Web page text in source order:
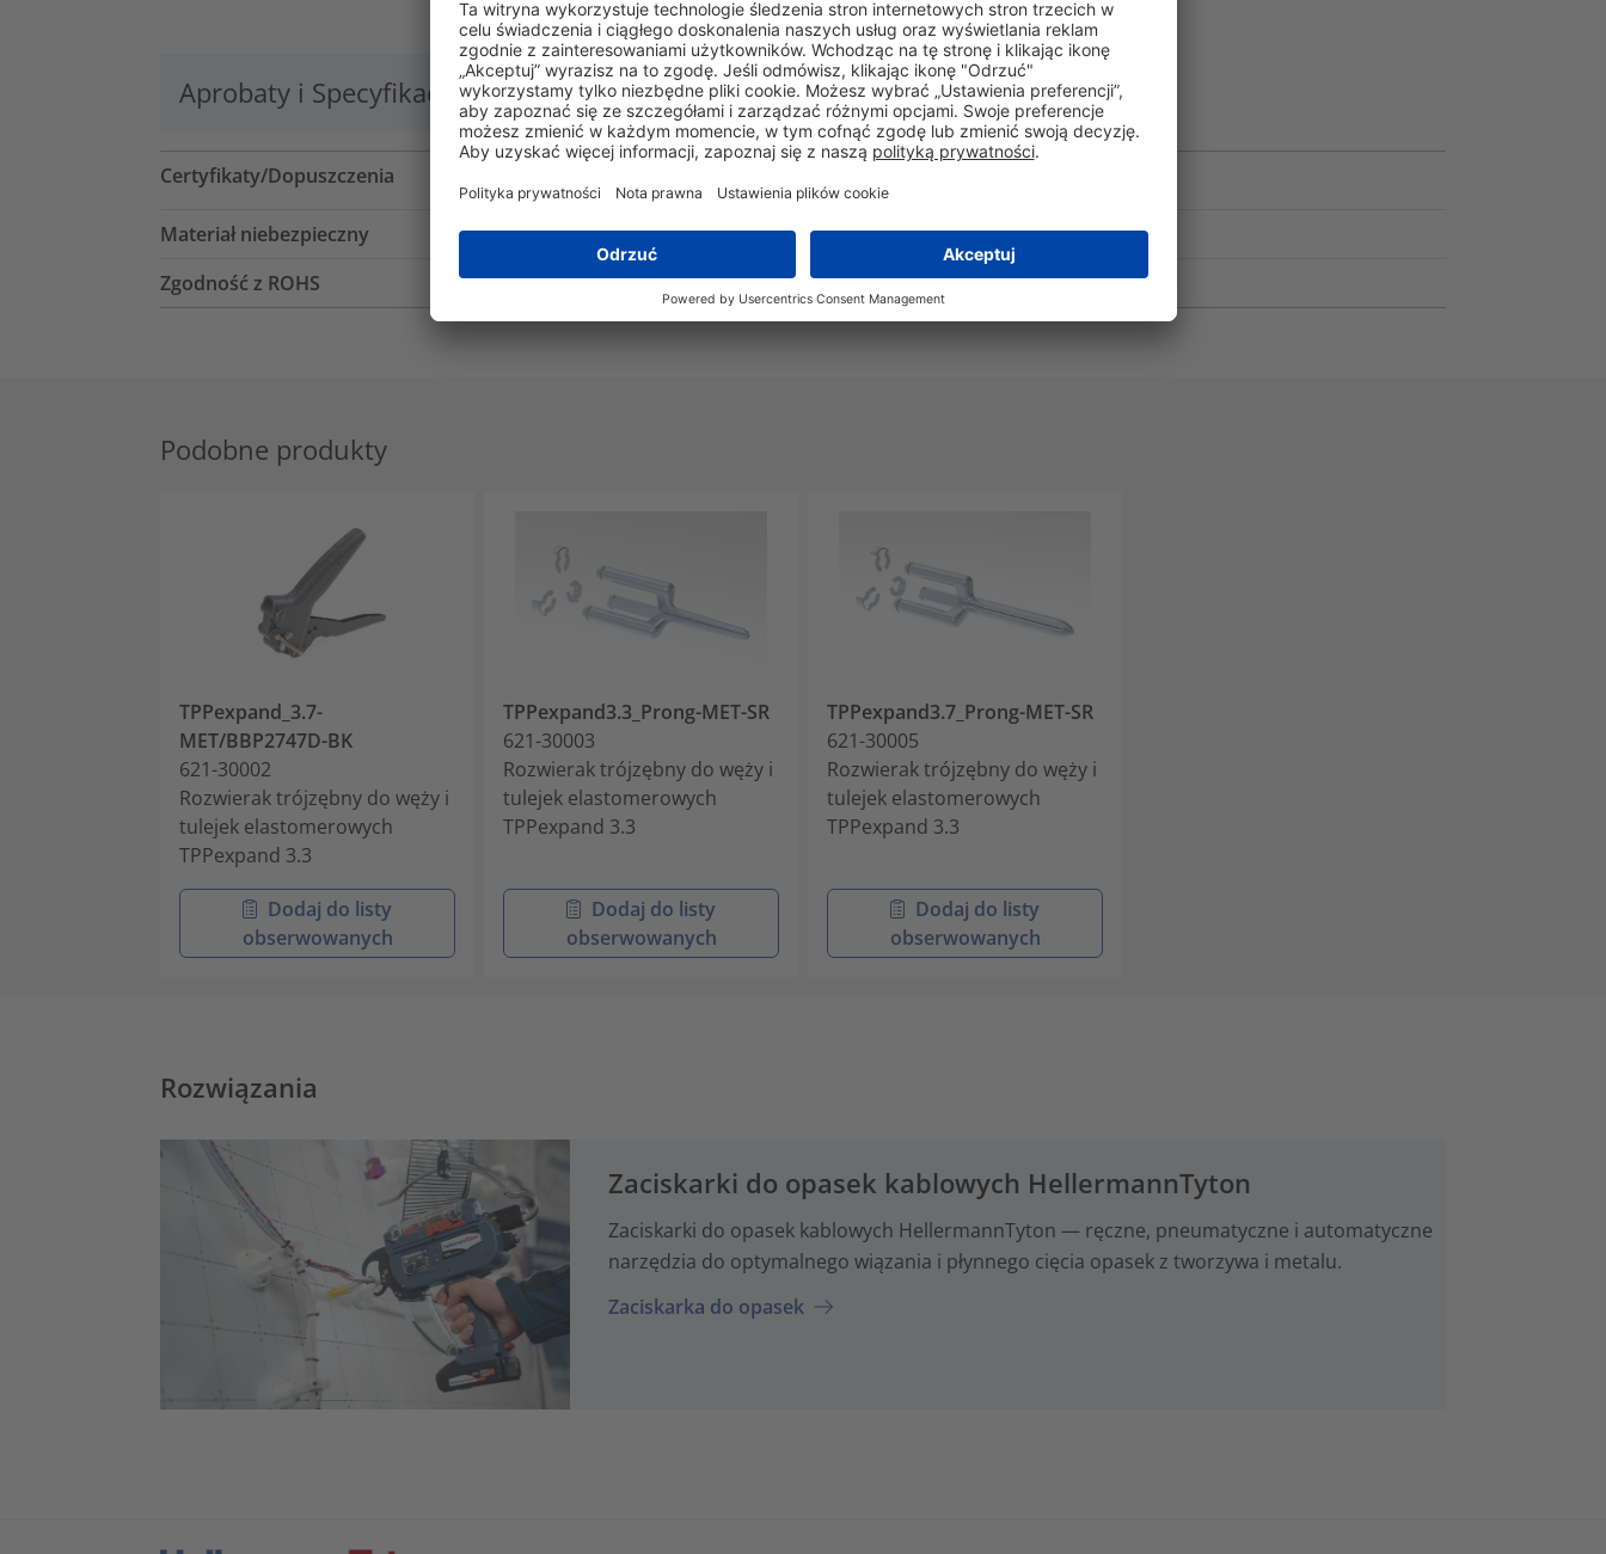
Aprobaty i Specyfikacje Logistyka i opakowania Więcej informacji
Certyfikaty/Dopuszczenia
Materiał niebezpieczny
Nie
Zgodność z ROHS
Tak
Podobne produkty
TPPexpand_3.7-
MET/BBP2747D-BK
621-30002
Rozwierak trójzębny do węży i
tulejek elastomerowych
TPPexpand 3.3
Dodaj do listy
obserwowanych
TPPexpand3.3_Prong-MET-SR
621-30003
Rozwierak trójzębny do węży i
tulejek elastomerowych
TPPexpand 3.3
Dodaj do listy
obserwowanych
TPPexpand3.7_Prong-MET-SR
621-30005
Rozwierak trójzębny do węży i
tulejek elastomerowych
TPPexpand 3.3
Dodaj do listy
obserwowanych
Rozwiązania
Zaciskarki do opasek kablowych HellermannTyton
Zaciskarki do opasek kablowych HellermannTyton — ręczne, pneumatyczne i automatyczne
narzędzia do optymalnego wiązania i płynnego cięcia opasek z tworzywa i metalu.
Zaciskarka do opasek